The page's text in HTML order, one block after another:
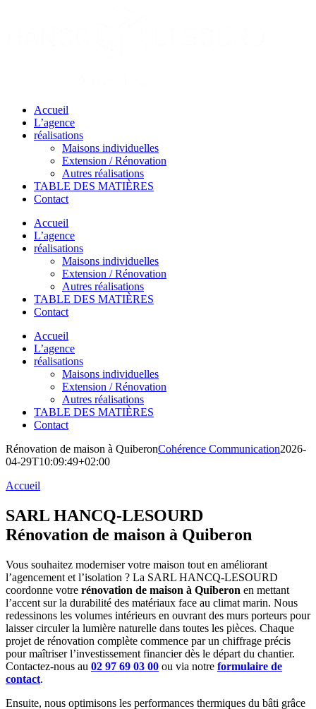
Accueil
L’agence
réalisations
Maisons individuelles
Extension / Rénovation
Autres réalisations
TABLE DES MATIÈRES
Contact
Accueil
L’agence
réalisations
Maisons individuelles
Extension / Rénovation
Autres réalisations
TABLE DES MATIÈRES
Contact
Accueil
L’agence
réalisations
Maisons individuelles
Extension / Rénovation
Autres réalisations
TABLE DES MATIÈRES
Contact
Rénovation de maison à QuiberonCohérence Communication2026-
04-29T10:09:49+02:00
Accueil
SARL HANCQ-LESOURD
Rénovation de maison à Quiberon
Vous souhaitez moderniser votre maison tout en améliorant
l’agencement et l’isolation ? La SARL HANCQ-LESOURD
coordonne votre rénovation de maison à Quiberon en mettant
l’accent sur la durabilité des matériaux face au climat marin. Nous
redessinons les volumes intérieurs en ouvrant des murs porteurs pour
laisser circuler la lumière naturelle dans toutes les pièces. Chaque
projet de rénovation complète commence par un chiffrage précis
pour maîtriser l’investissement financier dès le départ du chantier.
Contactez-nous au 02 97 69 03 00 ou via notre formulaire de
contact.
Ensuite, nous optimisons les performances thermiques du bâti grâce